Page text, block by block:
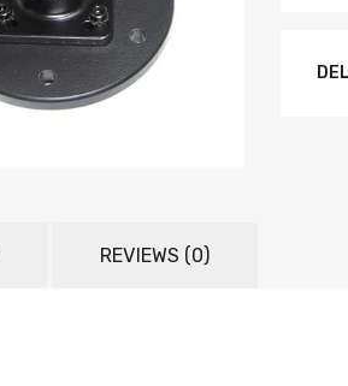
REVIEWS (0)